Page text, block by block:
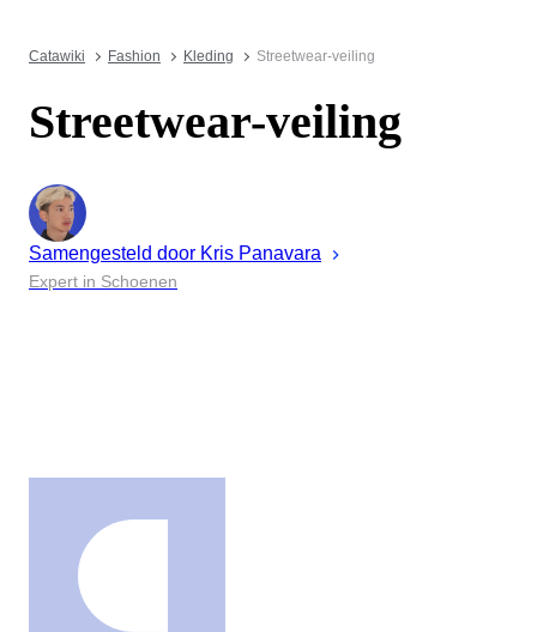
Catawiki Fashion Kleding Streetwear-veiling
Streetwear-veiling
Samengesteld door Kris Panavara
Expert in Schoenen